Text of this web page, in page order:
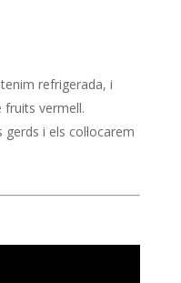
refrigerada, i
fruits vermell.
i els col·locarem